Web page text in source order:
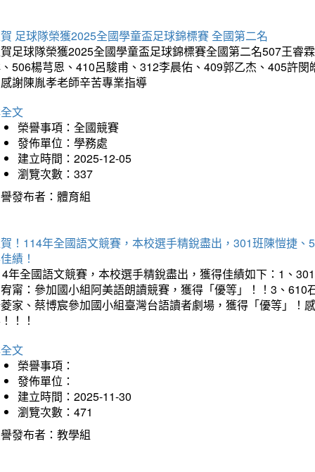
足球隊榮獲2025全國學童盃足球錦標賽 全國第二名
足球隊榮獲2025全國學童盃足球錦標賽全國第二名507王睿
506楊芎恩、410呂駿甫、312李晨佑、409郭乙杰、405許
謝陳胤孝老師辛苦專業指導
文
榮譽事項：全國競賽
發佈單位：學務處
建立時間：2025-12-05
瀏覽次數：337
發布者：體育組
！114年全國語文競賽，本校選手精銳盡出，301班陳愷捷
績！
年全國語文競賽，本校選手精銳盡出，獲得佳績如下：1、
甯：參加國小組阿美語朗讀競賽，獲得「優等」！！3、
家、蔡博宸參加國小組臺灣台語讀者劇場，獲得「優等」！
！！
文
榮譽事項：
發佈單位：
建立時間：2025-11-30
瀏覽次數：471
發布者：教學組